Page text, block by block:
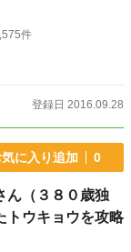
件
登録日 2016.09.28
気に入り追加 0
ん（３８０歳独
トウキョウを攻略